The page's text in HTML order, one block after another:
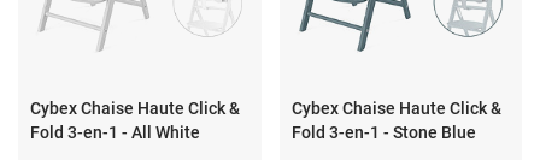
Cybex Chaise Haute Click &
Fold 3-en-1 - All White
Cybex Chaise Haute Click &
Fold 3-en-1 - Stone Blue